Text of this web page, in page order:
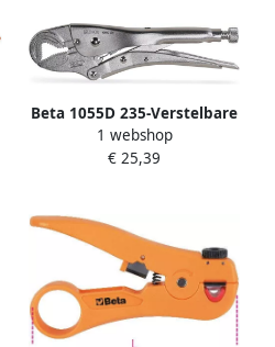
Beta 1055D 235-Verstelbare
Zelfborgende Tang
010550123
1 webshop
€ 25,39